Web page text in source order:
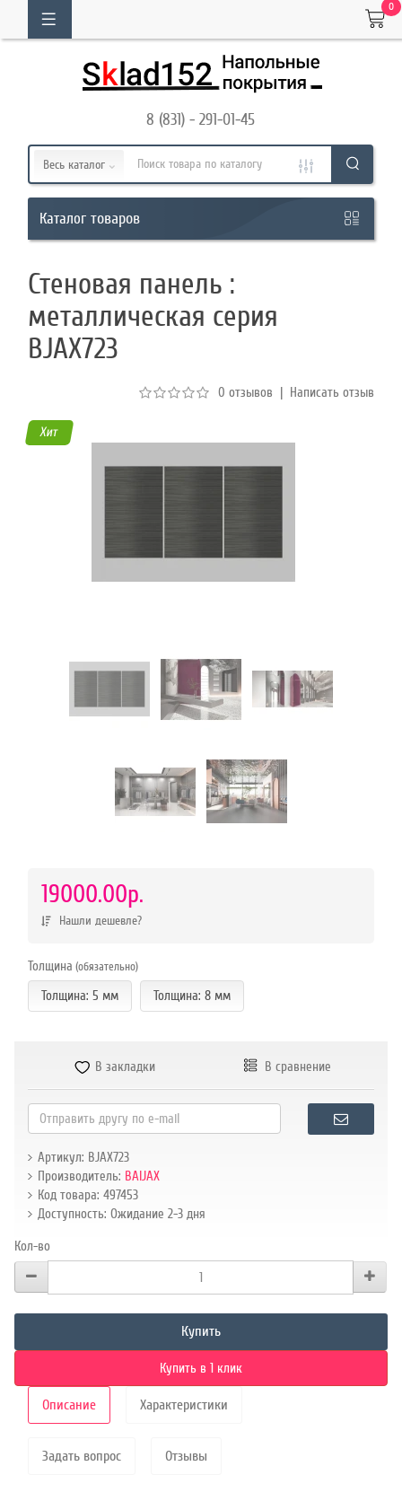
Обратный
звонок
(831)
0
8 (831) - 291-01-45
Весь каталог
Каталог товаров
Стеновая панель :
металлическая серия
BJAX723
0 отзывов | Написать отзыв
Хит
19000.00р.
Нашли дешевле?
Толщина (обязательно)
Толщина: 5 мм Толщина: 8 мм
В закладки В сравнение
Артикул: BJAX723
Производитель: BAIJAX
Код товара: 497453
Доступность: Ожидание 2-3 дня
Кол-во
Купить
Купить в 1 клик
Описание Характеристики
Задать вопрос Отзывы